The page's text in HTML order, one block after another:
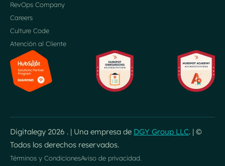
RevOps Company
Careers
Culture Code
Atención al Cliente
Digitalegy 2026 . | Una empresa de DGY Group LLC. | ©
Todos los derechos reservados.
Términos y CondicionesAviso de privacidad.